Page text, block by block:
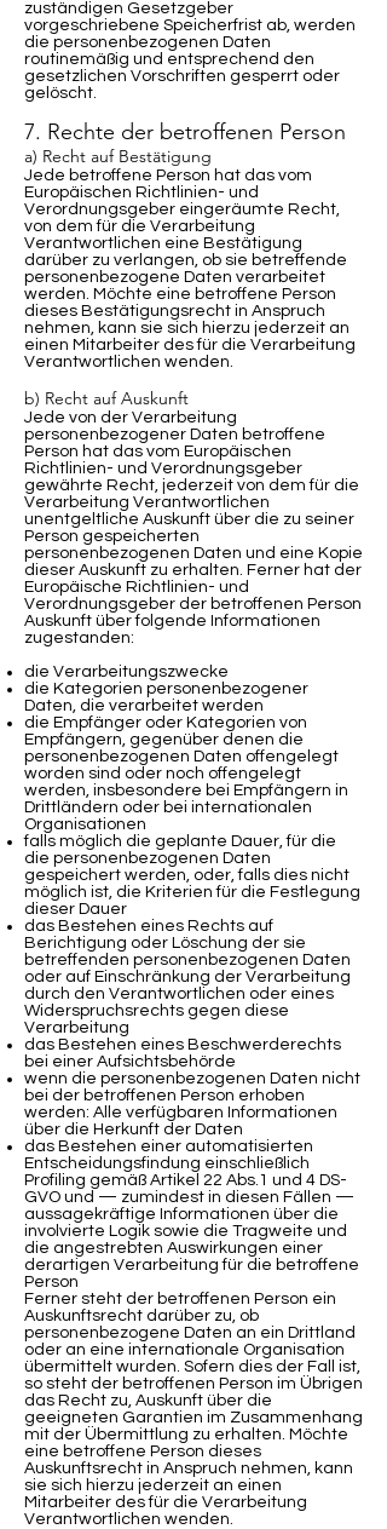
zuständigen Gesetzgeber
vorgeschriebene Speicherfrist ab, werden
die personenbezogenen Daten
routinemäßig und entsprechend den
gesetzlichen Vorschriften gesperrt oder
gelöscht.
7. Rechte der betroffenen Person
a) Recht auf Bestätigung
Jede betroffene Person hat das vom
Europäischen Richtlinien- und
Verordnungsgeber eingeräumte Recht,
von dem für die Verarbeitung
Verantwortlichen eine Bestätigung
darüber zu verlangen, ob sie betreffende
personenbezogene Daten verarbeitet
werden. Möchte eine betroffene Person
dieses Bestätigungsrecht in Anspruch
nehmen, kann sie sich hierzu jederzeit an
einen Mitarbeiter des für die Verarbeitung
Verantwortlichen wenden.
b) Recht auf Auskunft
Jede von der Verarbeitung
personenbezogener Daten betroffene
Person hat das vom Europäischen
Richtlinien- und Verordnungsgeber
gewährte Recht, jederzeit von dem für die
Verarbeitung Verantwortlichen
unentgeltliche Auskunft über die zu seiner
Person gespeicherten
personenbezogenen Daten und eine Kopie
dieser Auskunft zu erhalten. Ferner hat der
Europäische Richtlinien- und
Verordnungsgeber der betroffenen Person
Auskunft über folgende Informationen
zugestanden:
die Verarbeitungszwecke
die Kategorien personenbezogener
Daten, die verarbeitet werden
die Empfänger oder Kategorien von
Empfängern, gegenüber denen die
personenbezogenen Daten offengelegt
worden sind oder noch offengelegt
werden, insbesondere bei Empfängern in
Drittländern oder bei internationalen
Organisationen
falls möglich die geplante Dauer, für die
die personenbezogenen Daten
gespeichert werden, oder, falls dies nicht
möglich ist, die Kriterien für die Festlegung
dieser Dauer
das Bestehen eines Rechts auf
Berichtigung oder Löschung der sie
betreffenden personenbezogenen Daten
oder auf Einschränkung der Verarbeitung
durch den Verantwortlichen oder eines
Widerspruchsrechts gegen diese
Verarbeitung
das Bestehen eines Beschwerderechts
bei einer Aufsichtsbehörde
wenn die personenbezogenen Daten nicht
bei der betroffenen Person erhoben
werden: Alle verfügbaren Informationen
über die Herkunft der Daten
das Bestehen einer automatisierten
Entscheidungsfindung einschließlich
Profiling gemäß Artikel 22 Abs.1 und 4 DS-
GVO und — zumindest in diesen Fällen —
aussagekräftige Informationen über die
involvierte Logik sowie die Tragweite und
die angestrebten Auswirkungen einer
derartigen Verarbeitung für die betroffene
Person
Ferner steht der betroffenen Person ein
Auskunftsrecht darüber zu, ob
personenbezogene Daten an ein Drittland
oder an eine internationale Organisation
übermittelt wurden. Sofern dies der Fall ist,
so steht der betroffenen Person im Übrigen
das Recht zu, Auskunft über die
geeigneten Garantien im Zusammenhang
mit der Übermittlung zu erhalten. Möchte
eine betroffene Person dieses
Auskunftsrecht in Anspruch nehmen, kann
sie sich hierzu jederzeit an einen
Mitarbeiter des für die Verarbeitung
Verantwortlichen wenden.